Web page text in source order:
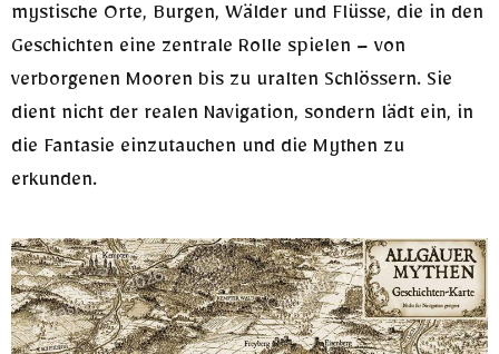
mystische Orte, Burgen, Wälder und Flüsse, die in den
Geschichten eine zentrale Rolle spielen – von
verborgenen Mooren bis zu uralten Schlössern. Sie
dient nicht der realen Navigation, sondern lädt ein, in
die Fantasie einzutauchen und die Mythen zu
erkunden.